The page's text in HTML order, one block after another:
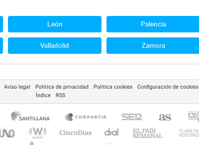
León Palencia
Valladolid Zamora
Aviso legal Política de privacidad Política cookies Configuración de cookies
Índice
RSS